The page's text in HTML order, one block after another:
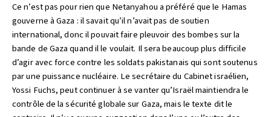
Ce n’est pas pour rien que Netanyahou a préféré que le Hamas
gouverne à Gaza : il savait qu’il n’avait pas de soutien
international, donc il pouvait faire pleuvoir des bombes sur la
bande de Gaza quand il le voulait. Il sera beaucoup plus difficile
d’agir avec force contre les soldats pakistanais qui sont soutenus
par une puissance nucléaire. Le secrétaire du Cabinet israélien,
Yossi Fuchs, peut continuer à se vanter qu’Israël maintiendra le
contrôle de la sécurité globale sur Gaza, mais le texte dit le